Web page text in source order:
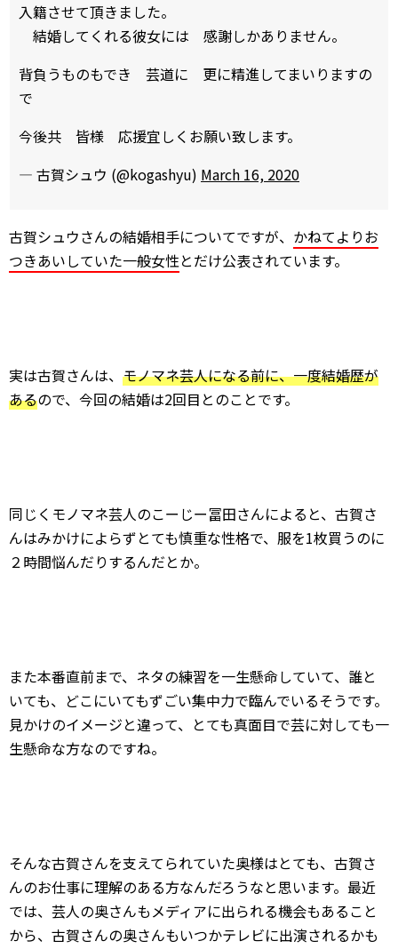
入籍させて頂きました。
結婚してくれる彼女には 感謝しかありません。
背負うものもでき 芸道に 更に精進してまいりますの
で
今後共 皆様 応援宜しくお願い致します。
— 古賀シュウ (@kogashyu) March 16, 2020
古賀シュウさんの結婚相手についてですが、 かねてよりお
つきあいしていた一般女性とだけ公表されています。
実は古賀さんは、 モノマネ芸人になる前に、一度結婚歴が
あるので、今回の結婚は2回目とのことです。
同じくモノマネ芸人のこーじー冨田さんによると、古賀さ
んはみかけによらずとても慎重な性格で、服を1枚買うのに
２時間悩んだりするんだとか。
また本番直前まで、ネタの練習を一生懸命していて、誰と
いても、どこにいてもずごい集中力で臨んでいるそうです。
見かけのイメージと違って、とても真面目で芸に対しても一
生懸命な方なのですね。
そんな古賀さんを支えてられていた奥様はとても、古賀さ
んのお仕事に理解のある方なんだろうなと思います。最近
では、芸人の奥さんもメディアに出られる機会もあること
から、古賀さんの奥さんもいつかテレビに出演されるかも